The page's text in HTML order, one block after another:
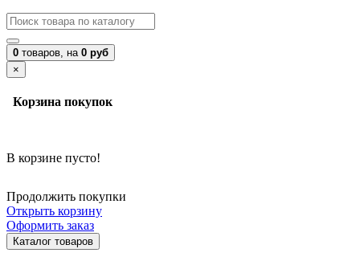
0 товаров, на 0 руб
×
Корзина покупок
В корзине пусто!
Продолжить покупки
Открыть корзину
Оформить заказ
Каталог товаров